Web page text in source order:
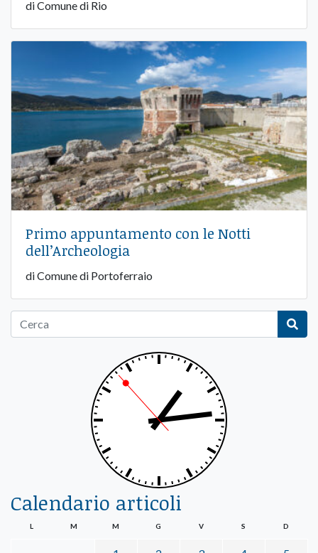
di Comune di Rio
Primo appuntamento con le Notti
dell’Archeologia
di Comune di Portoferraio
Calendario articoli
L M M G V S D